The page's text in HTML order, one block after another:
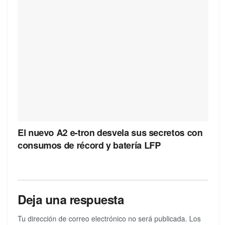
El nuevo A2 e-tron desvela sus secretos con
consumos de récord y batería LFP
Deja una respuesta
Tu dirección de correo electrónico no será publicada. Los